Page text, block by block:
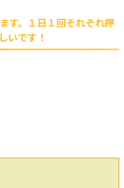
す。１日１回それぞれ押
いです！